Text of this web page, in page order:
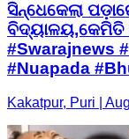
ସିନ୍ଧେକେଲା
ବିଦ୍ୟାଳୟ,କେମିତି
#Swarajnews
#Nuapada
Kakatpur, Puri |